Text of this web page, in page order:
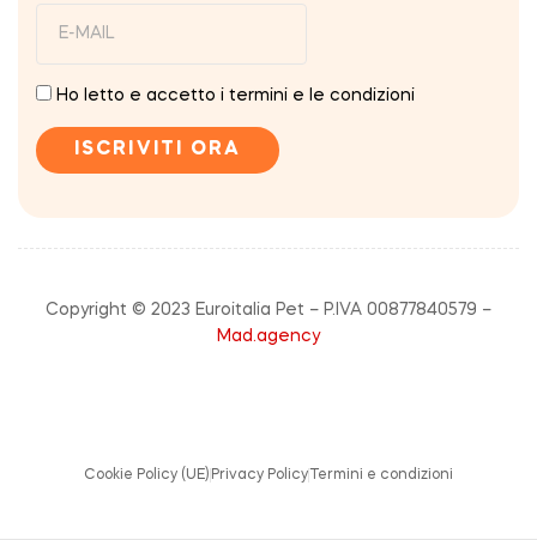
Ho letto e accetto i termini e le condizioni
Copyright © 2023 Euroitalia Pet – P.IVA 00877840579 –
Mad.agency
Cookie Policy (UE) Privacy Policy Termini e condizioni